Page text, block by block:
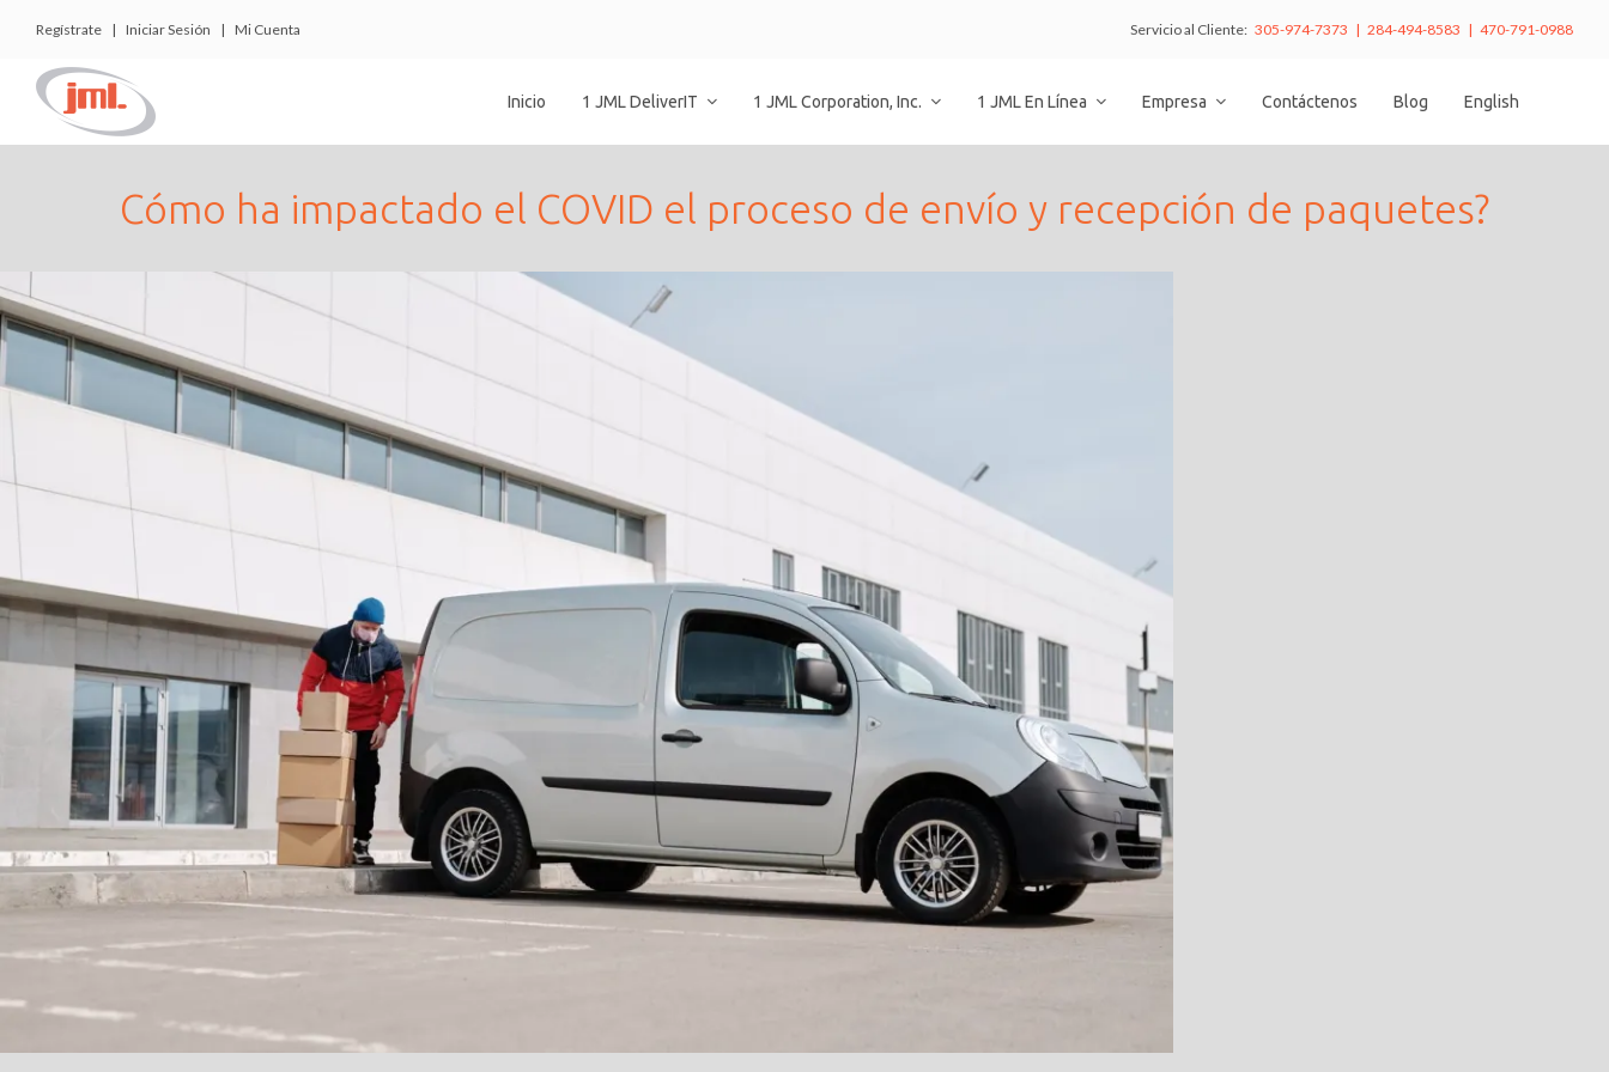
Regístrate | Iniciar Sesión | Mi Cuenta Servicio al Cliente: 305-974-7373 | 284-494-8583 | 470-791-0988
Inicio 1 JML DeliverIT 1 JML Corporation, Inc. 1 JML En Línea Empresa Contáctenos Blog English
Cómo ha impactado el COVID el proceso de envío y recepción de paquetes?